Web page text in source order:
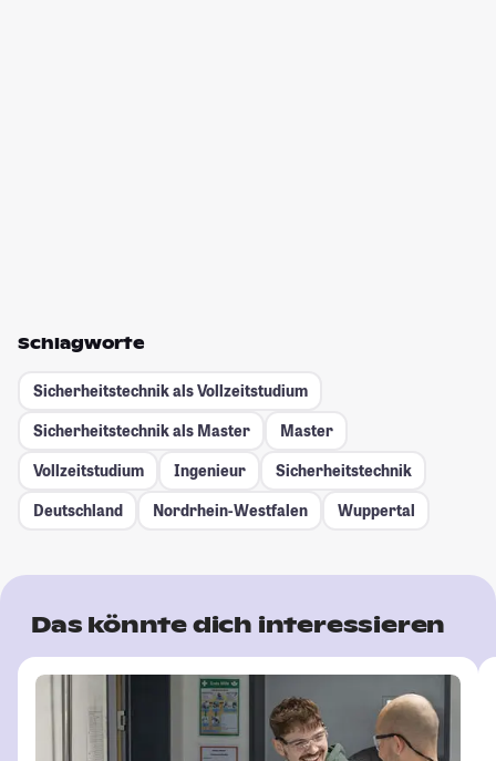
Schlagworte
Sicherheitstechnik als Vollzeitstudium
Sicherheitstechnik als Master
Master
Vollzeitstudium
Ingenieur
Sicherheitstechnik
Deutschland
Nordrhein-Westfalen Wuppertal
Das könnte dich interessieren